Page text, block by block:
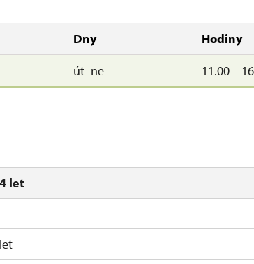
Dny
Hodiny
út–ne 11.00 –
let